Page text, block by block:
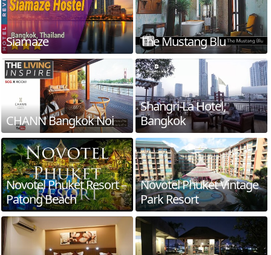
Siamaze The Mustang Blu
CHANN Bangkok Noi
Shangri-La Hotel,
Bangkok
Novotel Phuket Resort –
Patong Beach
Novotel Phuket Vintage
Park Resort